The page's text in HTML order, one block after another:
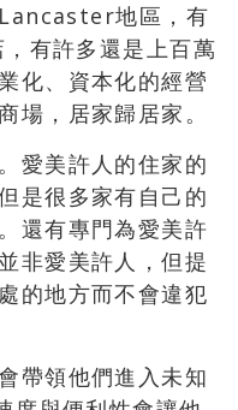
地區，有
有許多還是上百萬
化、資本化的經營
場，居家歸居家。
愛美許人的住家的
是很多家有自己的
還有專門為愛美許
非愛美許人，但提
的地方而不會違犯
帶領他們進入未知